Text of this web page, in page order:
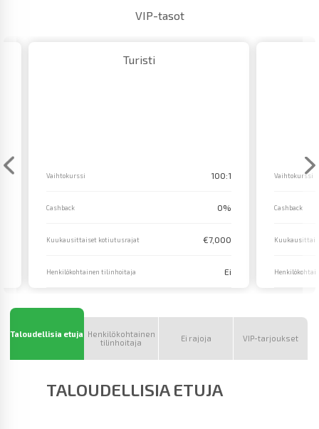
VIP-tasot
Turisti
Vaihtokurssi 100:1
Cashback 0%
Kuukausittaiset kotiutusrajat €7,000
Henkilökohtainen tilinhoitaja Ei
Vaihtokurssi
Cashback
Taloudellisia etuja
Henkilökohtainen
tilinhoitaja
Ei rajoja VIP-tarjoukset
TALOUDELLISIA ETUJA